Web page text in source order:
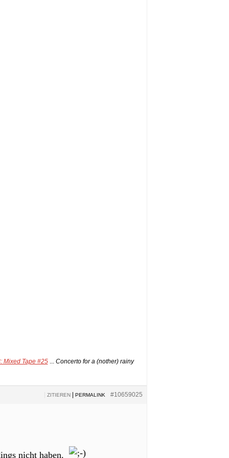
Mixed Tape #25... Concerto for a (nother) rainy
#10659025
| PERMALINK
ZITIEREN
nicht haben.